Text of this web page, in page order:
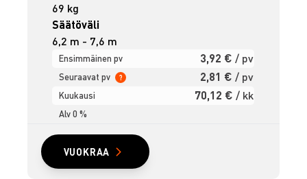
69 kg
Säätöväli
6,2 m - 7,6 m
Ensimmäinen pv 3,92 € / pv
Seuraavat pv ? 2,81 € / pv
Kuukausi 70,12 € / kk
Alv 0 %
VUOKRAA